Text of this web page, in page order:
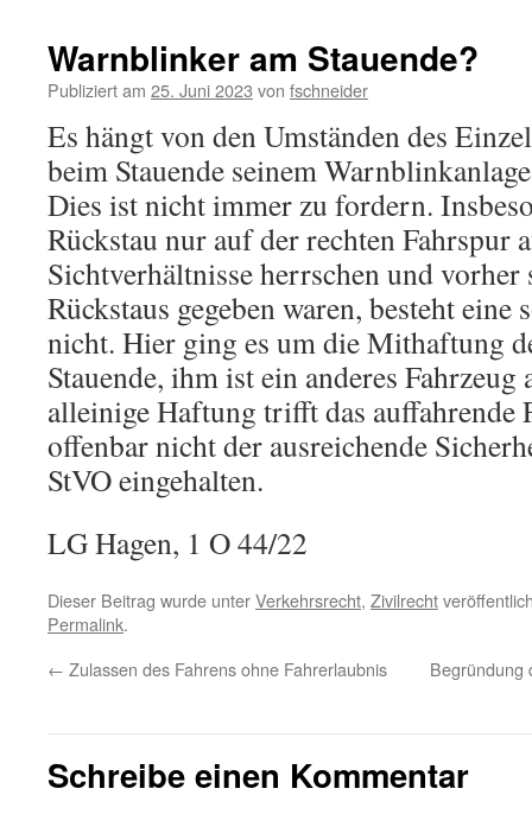
Warnblinker am Stauende?
Publiziert am 25. Juni 2023 von fschneider
Es hängt von den Umständen des
beim Stauende seinem
Dies ist nicht immer zu fordern.
Rückstau nur auf der rechten Fahrspur
Sichtverhältnisse herrschen und vorher
Rückstaus gegeben waren, besteht
nicht. Hier ging es um die Mithaftung
Stauende, ihm ist ein anderes
alleinige Haftung trifft das auffahrende
offenbar nicht der ausreichende
StVO eingehalten.
LG Hagen, 1 O 44/22
Dieser Beitrag wurde unterVerkehrsrecht, Zivilrecht
Permalink.
← Zulassen des Fahrens ohne Fahrerlaubnis Begründung
Schreibe einen Kommentar